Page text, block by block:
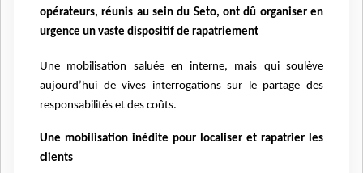
opérateurs, réunis au sein du Seto, ont dû organiser en
urgence un vaste dispositif de rapatriement
Une mobilisation saluée en interne, mais qui soulève
aujourd’hui de vives interrogations sur le partage des
responsabilités et des coûts.
Une mobilisation inédite pour localiser et rapatrier les
clients